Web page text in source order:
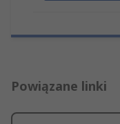
Powiązane linki